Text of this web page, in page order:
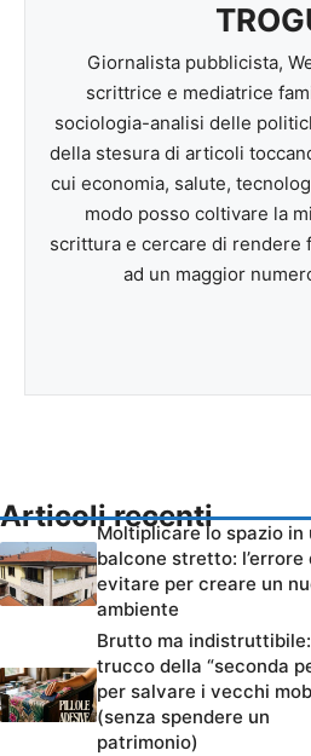
Giornalista pubblicista,
scrittrice e mediatrice
sociologia-analisi delle
della stesura di articoli
cui economia, salute,
modo posso coltivare la
scrittura e cercare di rendere
ad un maggior
Articoli recenti
Moltiplicare lo spazio in
balcone stretto: l’errore
evitare per creare un
ambiente
Brutto ma
trucco della “seconda
per salvare i vecchi
(senza spendere un
patrimonio)